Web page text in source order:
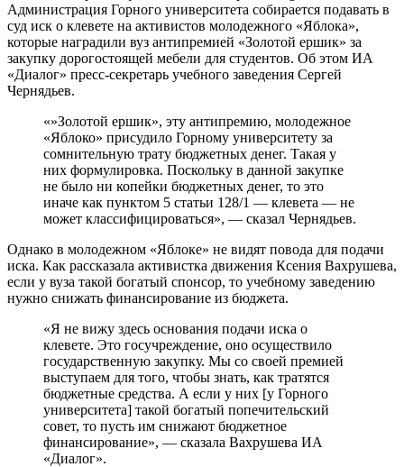
Администрация Горного университета собирается подавать в
суд иск о клевете на активистов молодежного «Яблока»,
которые наградили вуз антипремией «Золотой ершик» за
закупку дорогостоящей мебели для студентов. Об этом ИА
«Диалог» пресс-секретарь учебного заведения Сергей
Чернядьев.
«»Золотой ершик», эту антипремию, молодежное
«Яблоко» присудило Горному университету за
сомнительную трату бюджетных денег. Такая у
них формулировка. Поскольку в данной закупке
не было ни копейки бюджетных денег, то это
иначе как пунктом 5 статьи 128/1 — клевета — не
может классифицироваться», — сказал Чернядьев.
Однако в молодежном «Яблоке» не видят повода для подачи
иска. Как рассказала активистка движения Ксения Вахрушева,
если у вуза такой богатый спонсор, то учебному заведению
нужно снижать финансирование из бюджета.
«Я не вижу здесь основания подачи иска о
клевете. Это госучреждение, оно осуществило
государственную закупку. Мы со своей премией
выступаем для того, чтобы знать, как тратятся
бюджетные средства. А если у них [у Горного
университета] такой богатый попечительский
совет, то пусть им снижают бюджетное
финансирование», — сказала Вахрушева ИА
«Диалог».